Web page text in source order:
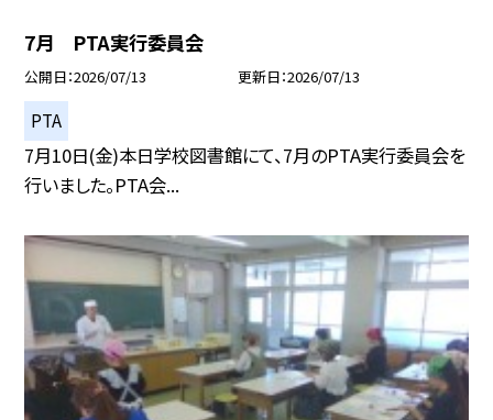
7月 PTA実行委員会
公開日 2026/07/13 更新日 2026/07/13
PTA
7月10日(金)本日学校図書館にて、7月のPTA実行委員会を
行いました。PTA会...